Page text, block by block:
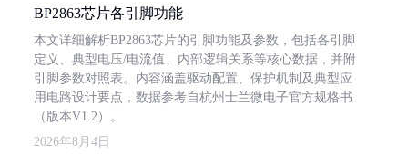
BP2863芯片各引脚功能
本文详细解析BP2863芯片的引脚功能及参数，包括各引脚
定义、典型电压/电流值、内部逻辑关系等核心数据，并附
引脚参数对照表。内容涵盖驱动配置、保护机制及典型应
用电路设计要点，数据参考自杭州士兰微电子官方规格书
（版本V1.2）。
2026年8月4日